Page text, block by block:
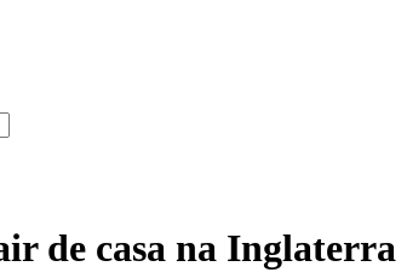
de casa na Inglaterra